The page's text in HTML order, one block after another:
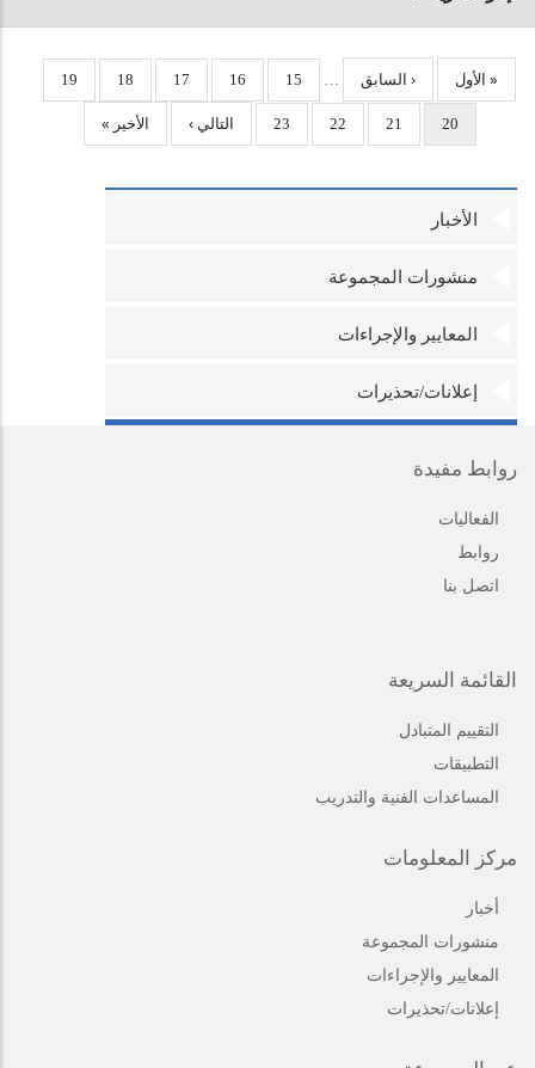
إدارة
عرض
الملخص
« الأول المنطقة
‹ السابق استرجاع
15 استرجاع
16 استرجاع
17 استرجاع
18 استرجاع
19
الكيان
20 استرجاع
21 استرجاع
22 استرجاع
23 مراجعة
التالي ›
معلومات
المراجعة
الأخير »
الأخبار
منشورات المجموعة
المعايير والإجراءات
إعلانات/تحذيرات
روابط مفيدة
الفعاليات
روابط
اتصل بنا
القائمة السريعة
التقييم المتبادل
التطبيقات
المساعدات الفنية والتدريب
مركز المعلومات
أخبار
منشورات المجموعة
المعايير والإجراءات
إعلانات/تحذيرات